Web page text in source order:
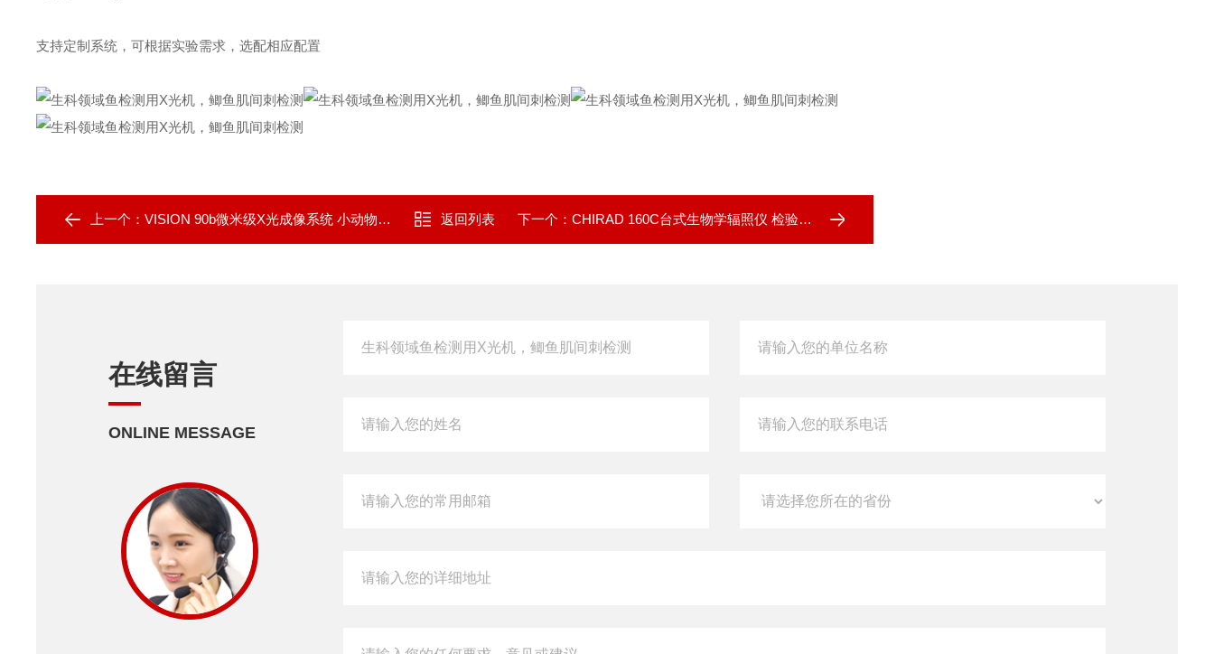
支持定制系统，可根据实验需求，选配相应配置
上一个： VISION 90b微米级X光成像系统 小动物X光机 返回列表 下一个： CHIRAD 160C台式生物学辐照仪 检验检疫
在线留言
ONLINE MESSAGE